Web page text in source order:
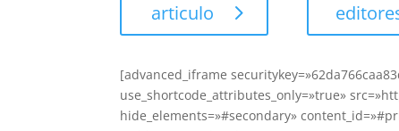
articulo
[advanced_iframe
use_shortcode_attributes_only=»true»
hide_elements=»#secondary»